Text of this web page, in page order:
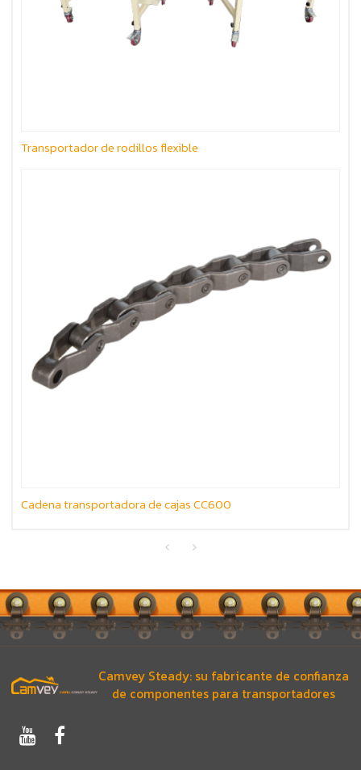
Transportador de rodillos flexible
Cadena transportadora de cajas CC600
Camvey Steady: su fabricante de confianza
de componentes para transportadores